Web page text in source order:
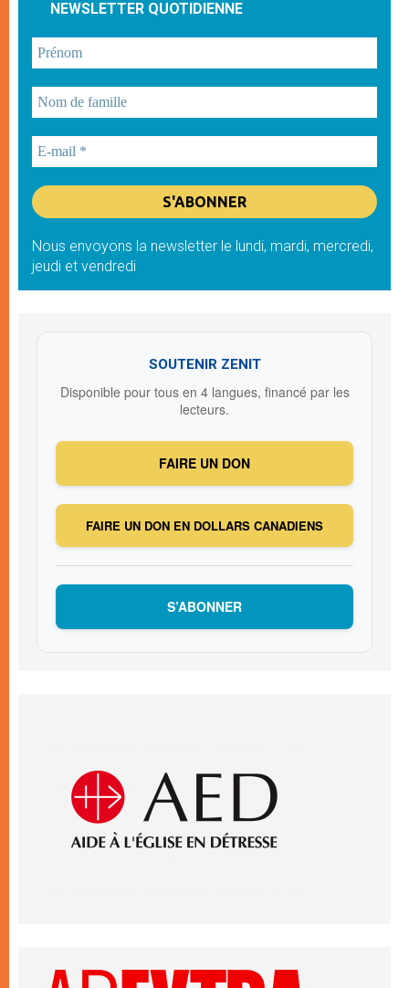
NEWSLETTER QUOTIDIENNE
Nous envoyons la newsletter le lundi, mardi, mercredi,
jeudi et vendredi
SOUTENIR ZENIT
Disponible pour tous en 4 langues, financé par les
lecteurs.
FAIRE UN DON
FAIRE UN DON EN DOLLARS CANADIENS
S’ABONNER